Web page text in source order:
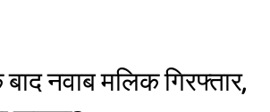
नवाब मलिक गिरफ्तार,